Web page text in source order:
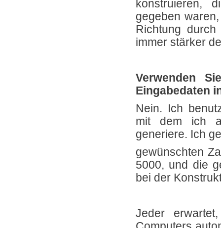
konstruieren,
gegeben
Richtung
immer stärker
Verwenden
Eingabedaten
Nein. Ich
mit dem ich
generiere. Ich
gewünschten
5000, und die
bei der
Jeder